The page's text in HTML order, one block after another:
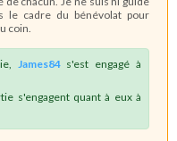
le cadre du bénévolat pour
coin.
James84s'est engagé à
s'engagent quant à eux à